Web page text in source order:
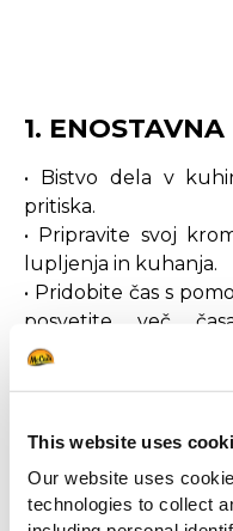
This website uses
Our website uses
technologies to collect
1.
• Bistvo dela v
pritiska.
• Pripravite svoj
lupljenja in kuhanja.
• Pridobite čas s
posvetite več
pomembno: